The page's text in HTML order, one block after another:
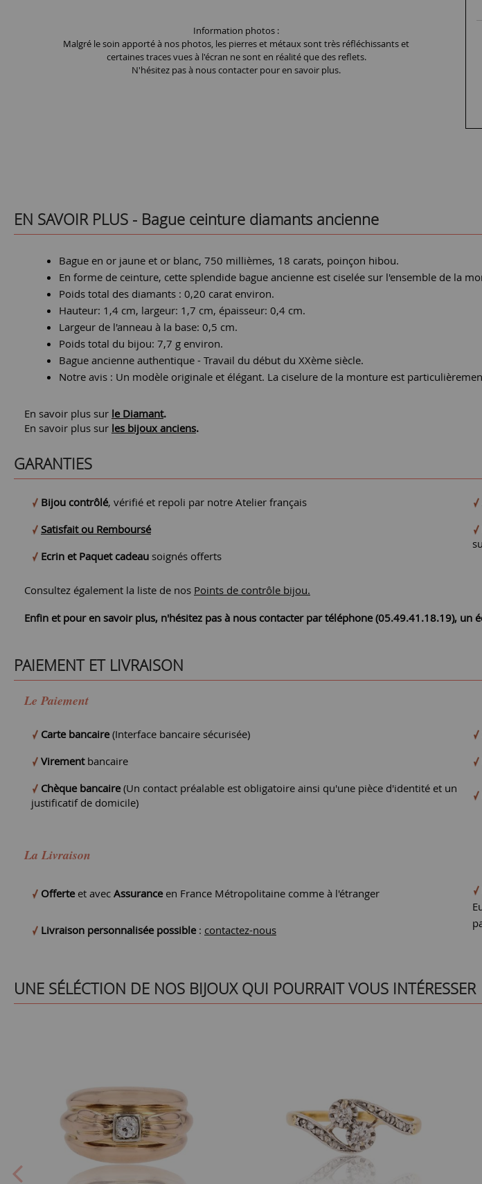
Information photos :
Malgré le soin apporté à nos photos, les pierres et métaux sont très réfléchissants et
certaines traces vues à l'écran ne sont en réalité que des reflets.
N'hésitez pas à nous contacter pour en savoir plus.
EN SAVOIR PLUS - Bague ceinture diamants ancienne
Bague en or jaune et or blanc, 750 millièmes, 18 carats, poinçon hibou.
En forme de ceinture, cette splendide bague ancienne est ciselée sur l'ensemble de la
Poids total des diamants : 0,20 carat environ.
Hauteur: 1,4 cm, largeur: 1,7 cm, épaisseur: 0,4 cm.
Largeur de l'anneau à la base: 0,5 cm.
Poids total du bijou: 7,7 g environ.
Bague ancienne authentique - Travail du début du XXème siècle.
Notre avis : Un modèle originale et élégant. La ciselure de la monture est
En savoir plus sur le Diamant.
En savoir plus sur les bijoux anciens.
GARANTIES
Bijou contrôlé, vérifié et repoli par notre Atelier français
Satisfait ou Remboursé
Ecrin et Paquet cadeau soignés offerts
Consultez également la liste de nos Points de contrôle bijou.
Enfin et pour en savoir plus, n'hésitez pas à nous contacter par téléphone (05.49.41.18.19),
PAIEMENT ET LIVRAISON
Le Paiement
Carte bancaire(Interface bancaire sécurisée)
Virementbancaire
Chèque bancaire(Un contact préalable est obligatoire ainsi qu'une pièce d'identité et un
justificatif de domicile)
La Livraison
Offerteet avec Assuranceen France Métropolitaine comme à l'étranger
Livraison personnalisée possible : contactez-nous
UNE SÉLÉCTION DE NOS BIJOUX QUI POURRAIT VOUS INTÉRESSER